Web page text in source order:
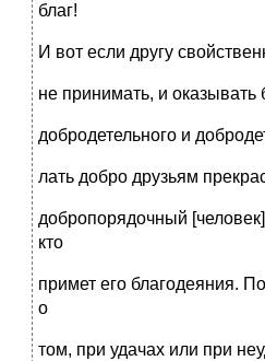
благ!
И вот если другу
не принимать, и оказывать
добродетельного и
лать добро друзьям
добропорядочный
кто
примет его благодеяния.
о
том, при удачах или при